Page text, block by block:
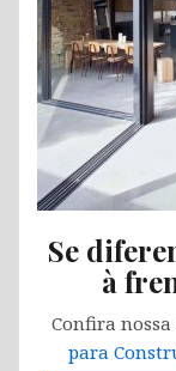
Se
à
Confira nossa
para